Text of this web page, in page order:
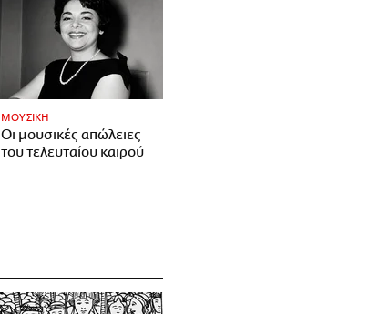
ΜΟΥΣΙΚΗ
Οι μουσικές απώλειες
του τελευταίου καιρού